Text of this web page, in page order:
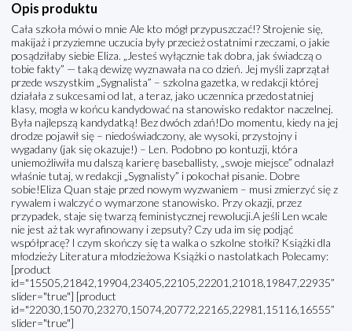
Opis produktu
Cała szkoła mówi o mnie Ale kto mógł przypuszczać!? Strojenie się,
makijaż i przyziemne uczucia były przecież ostatnimi rzeczami, o jakie
posądziłaby siebie Eliza. „Jesteś wyłącznie tak dobra, jak świadczą o
tobie fakty” — taką dewizę wyznawała na co dzień. Jej myśli zaprzątał
przede wszystkim „Sygnalista” – szkolna gazetka, w redakcji której
działała z sukcesami od lat, a teraz, jako uczennica przedostatniej
klasy, mogła w końcu kandydować na stanowisko redaktor naczelnej.
Była najlepszą kandydatką! Bez dwóch zdań!Do momentu, kiedy na jej
drodze pojawił się – niedoświadczony, ale wysoki, przystojny i
wygadany (jak się okazuje!) – Len. Podobno po kontuzji, która
uniemożliwiła mu dalszą karierę baseballisty, „swoje miejsce” odnalazł
właśnie tutaj, w redakcji „Sygnalisty” i pokochał pisanie. Dobre
sobie!Eliza Quan staje przed nowym wyzwaniem – musi zmierzyć się z
rywalem i walczyć o wymarzone stanowisko. Przy okazji, przez
przypadek, staje się twarzą feministycznej rewolucji.A jeśli Len wcale
nie jest aż tak wyrafinowany i zepsuty? Czy uda im się podjąć
współpracę? I czym skończy się ta walka o szkolne stołki? Książki dla
młodzieży Literatura młodzieżowa Książki o nastolatkach Polecamy:
[product
id="15505,21842,19904,23405,22105,22201,21018,19847,22935”
slider="true"] [product
id="22030,15070,23270,15074,20772,22165,22981,15116,16555”
slider="true"]